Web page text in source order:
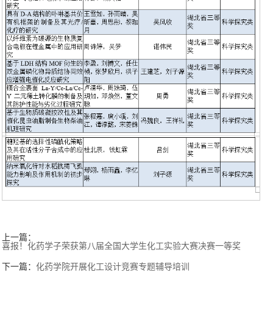
上一篇：
喜报！化药学子荣获第八届全国大学生化工实验大赛决赛一等奖
下一篇：化药学院开展化工设计竞赛专题辅导培训